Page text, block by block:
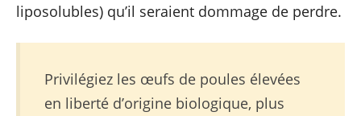
liposolubles) qu’il seraient dommage de perdre.
Privilégiez les œufs de poules élevées
en liberté d’origine biologique, plus